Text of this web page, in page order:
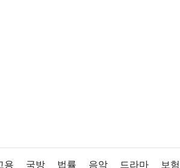
용 국방 법률 음악 드라마 보험